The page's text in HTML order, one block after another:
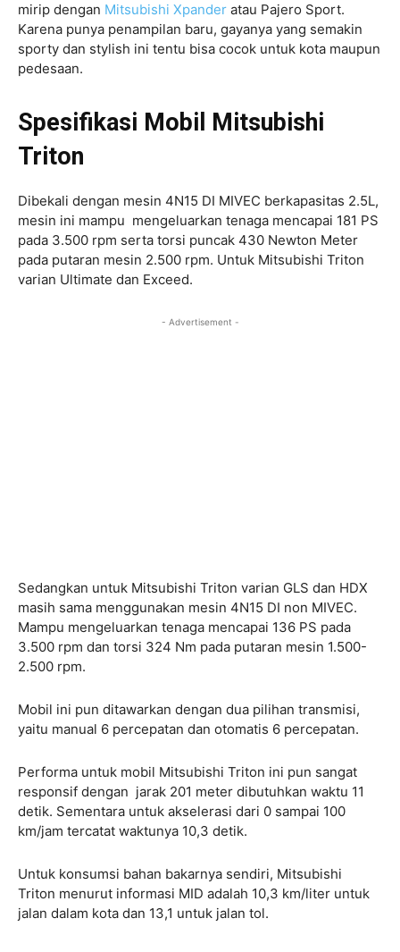
mirip dengan Mitsubishi Xpander atau Pajero Sport.
Karena punya penampilan baru, gayanya yang semakin
sporty dan stylish ini tentu bisa cocok untuk kota maupun
pedesaan.
Spesifikasi Mobil Mitsubishi
Triton
Dibekali dengan mesin 4N15 DI MIVEC berkapasitas 2.5L,
mesin ini mampu mengeluarkan tenaga mencapai 181 PS
pada 3.500 rpm serta torsi puncak 430 Newton Meter
pada putaran mesin 2.500 rpm. Untuk Mitsubishi Triton
varian Ultimate dan Exceed.
- Advertisement -
Sedangkan untuk Mitsubishi Triton varian GLS dan HDX
masih sama menggunakan mesin 4N15 DI non MIVEC.
Mampu mengeluarkan tenaga mencapai 136 PS pada
3.500 rpm dan torsi 324 Nm pada putaran mesin 1.500-
2.500 rpm.
Mobil ini pun ditawarkan dengan dua pilihan transmisi,
yaitu manual 6 percepatan dan otomatis 6 percepatan.
Performa untuk mobil Mitsubishi Triton ini pun sangat
responsif dengan jarak 201 meter dibutuhkan waktu 11
detik. Sementara untuk akselerasi dari 0 sampai 100
km/jam tercatat waktunya 10,3 detik.
Untuk konsumsi bahan bakarnya sendiri, Mitsubishi
Triton menurut informasi MID adalah 10,3 km/liter untuk
jalan dalam kota dan 13,1 untuk jalan tol.